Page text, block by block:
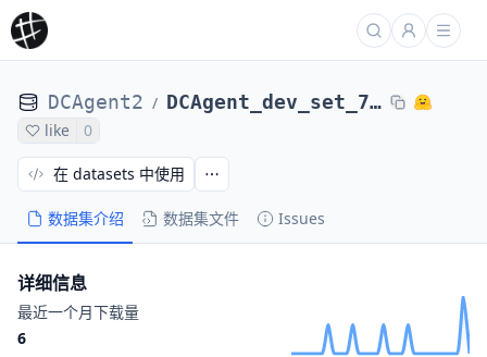
DCAgent2 / DCAgent_dev_set_71_tasks_DCAgent_nl2bash-nl2bash-bugsseq_Qwen3-8B-maxEps24-1129ee81a270
like 0
数据集介绍 数据集文件 Issues
在 datasets 中使用
详细信息
最近一个月下载量
6